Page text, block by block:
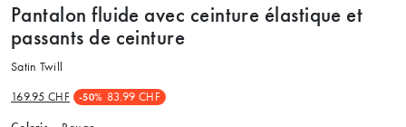
Pantalon fluide avec ceinture élastique et
passants de ceinture
Satin Twill
169.95 CHF -50% 83.99 CHF